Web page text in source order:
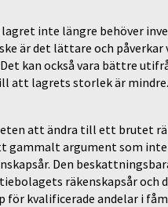
inte längre behöver
är det lättare och påverkar
kan också vara bättre
att lagrets storlek är mindre.
att ändra till ett brutet
gammalt argument som
Den
räkenskapsår och
för kvalificerade andelar i